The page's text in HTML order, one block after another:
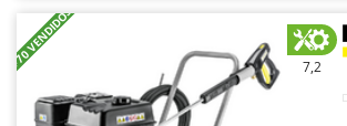
Master
McCulloch
+70 VENDIDOS 7,2